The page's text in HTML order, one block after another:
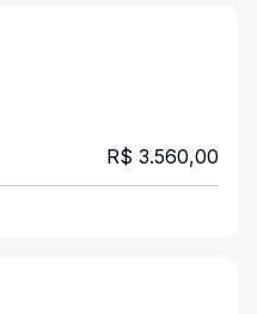
R$ 3.560,00